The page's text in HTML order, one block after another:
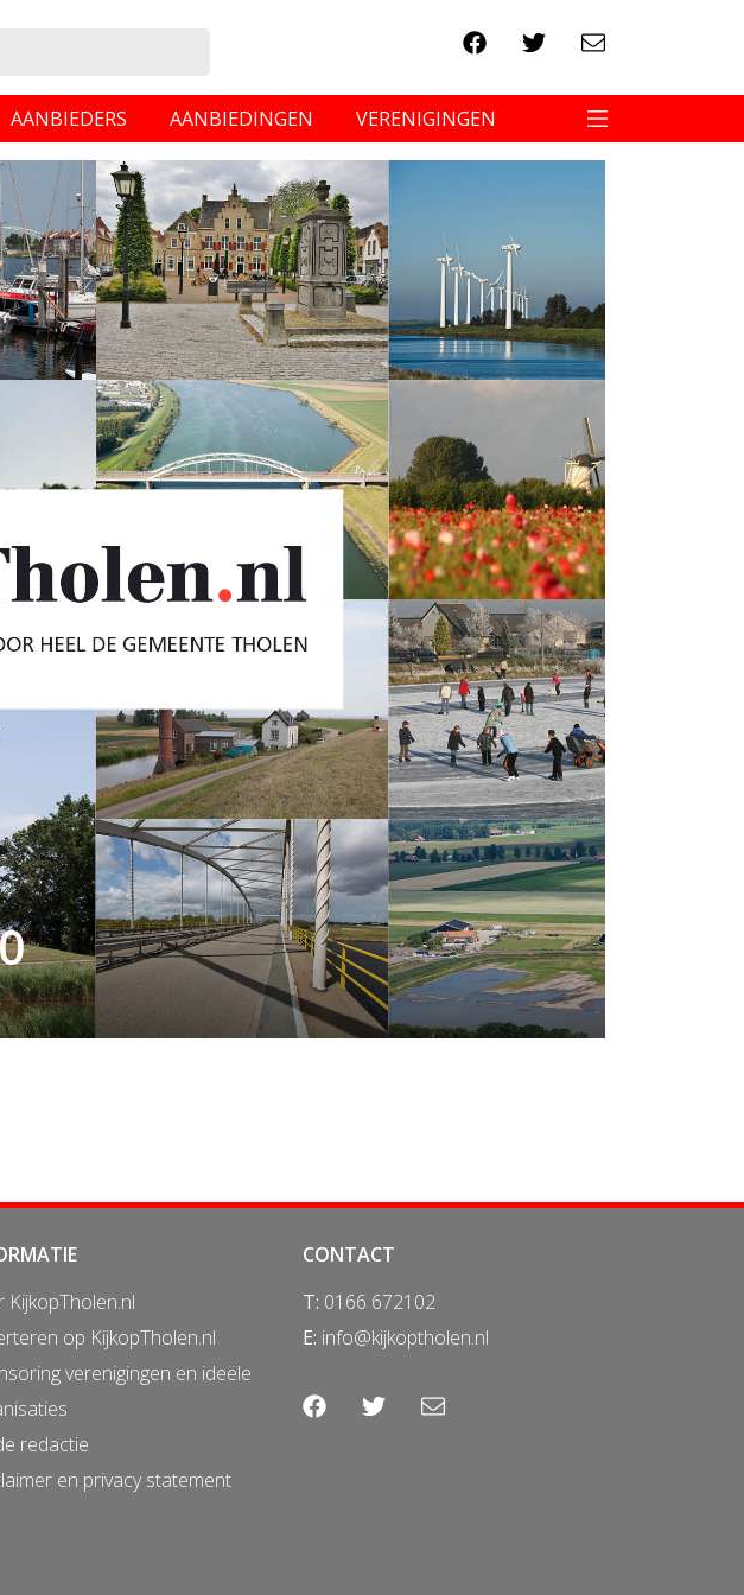
AANBIEDERS AANBIEDINGEN VERENIGINGEN
KijkopTholen.nl
op KijkopTholen.nl
verenigingen en ideële
redactie
en privacy statement
CONTACT
T: 0166 672102
E: info@kijkoptholen.nl